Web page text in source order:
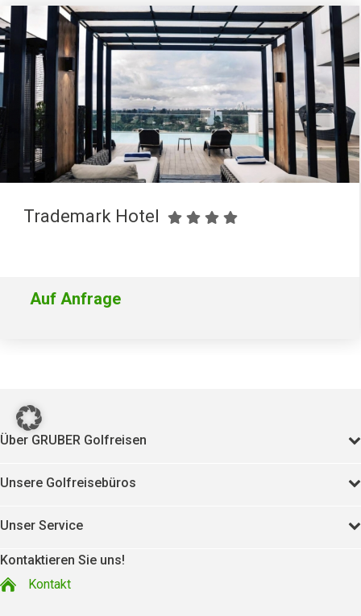
Trademark Hotel
Auf Anfrage
Über GRUBER Golfreisen
Unsere Golfreisebüros
Unser Service
Kontaktieren Sie uns!
Kontakt